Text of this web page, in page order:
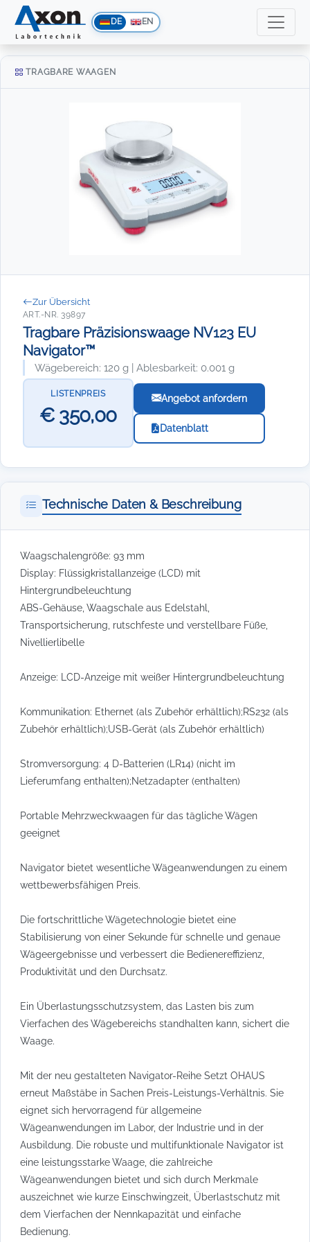
DE EN
TRAGBARE WAAGEN
Zur Übersicht
ART.-NR. 39897
Tragbare Präzisionswaage NV123 EU
Navigator™
Wägebereich: 120 g | Ablesbarkeit: 0.001 g
LISTENPREIS
€ 350,00
Angebot anfordern
Datenblatt
Technische Daten & Beschreibung
Waagschalengröße: 93 mm
Display: Flüssigkristallanzeige (LCD) mit
Hintergrundbeleuchtung
ABS-Gehäuse, Waagschale aus Edelstahl,
Transportsicherung, rutschfeste und verstellbare Füße,
Nivellierlibelle
Anzeige: LCD-Anzeige mit weißer Hintergrundbeleuchtung
Kommunikation: Ethernet (als Zubehör erhältlich);RS232 (als
Zubehör erhältlich);USB-Gerät (als Zubehör erhältlich)
Stromversorgung: 4 D-Batterien (LR14) (nicht im
Lieferumfang enthalten);Netzadapter (enthalten)
Portable Mehrzweckwaagen für das tägliche Wägen
geeignet
Navigator bietet wesentliche Wägeanwendungen zu einem
wettbewerbsfähigen Preis.
Die fortschrittliche Wägetechnologie bietet eine
Stabilisierung von einer Sekunde für schnelle und genaue
Wägeergebnisse und verbessert die Bedienereffizienz,
Produktivität und den Durchsatz.
Ein Überlastungsschutzsystem, das Lasten bis zum
Vierfachen des Wägebereichs standhalten kann, sichert die
Waage.
Mit der neu gestalteten Navigator-Reihe Setzt OHAUS
erneut Maßstäbe in Sachen Preis-Leistungs-Verhältnis. Sie
eignet sich hervorragend für allgemeine
Wägeanwendungen im Labor, der Industrie und in der
Ausbildung. Die robuste und multifunktionale Navigator ist
eine leistungsstarke Waage, die zahlreiche
Wägeanwendungen bietet und sich durch Merkmale
auszeichnet wie kurze Einschwingzeit, Überlastschutz mit
dem Vierfachen der Nennkapazität und einfache
Bedienung.